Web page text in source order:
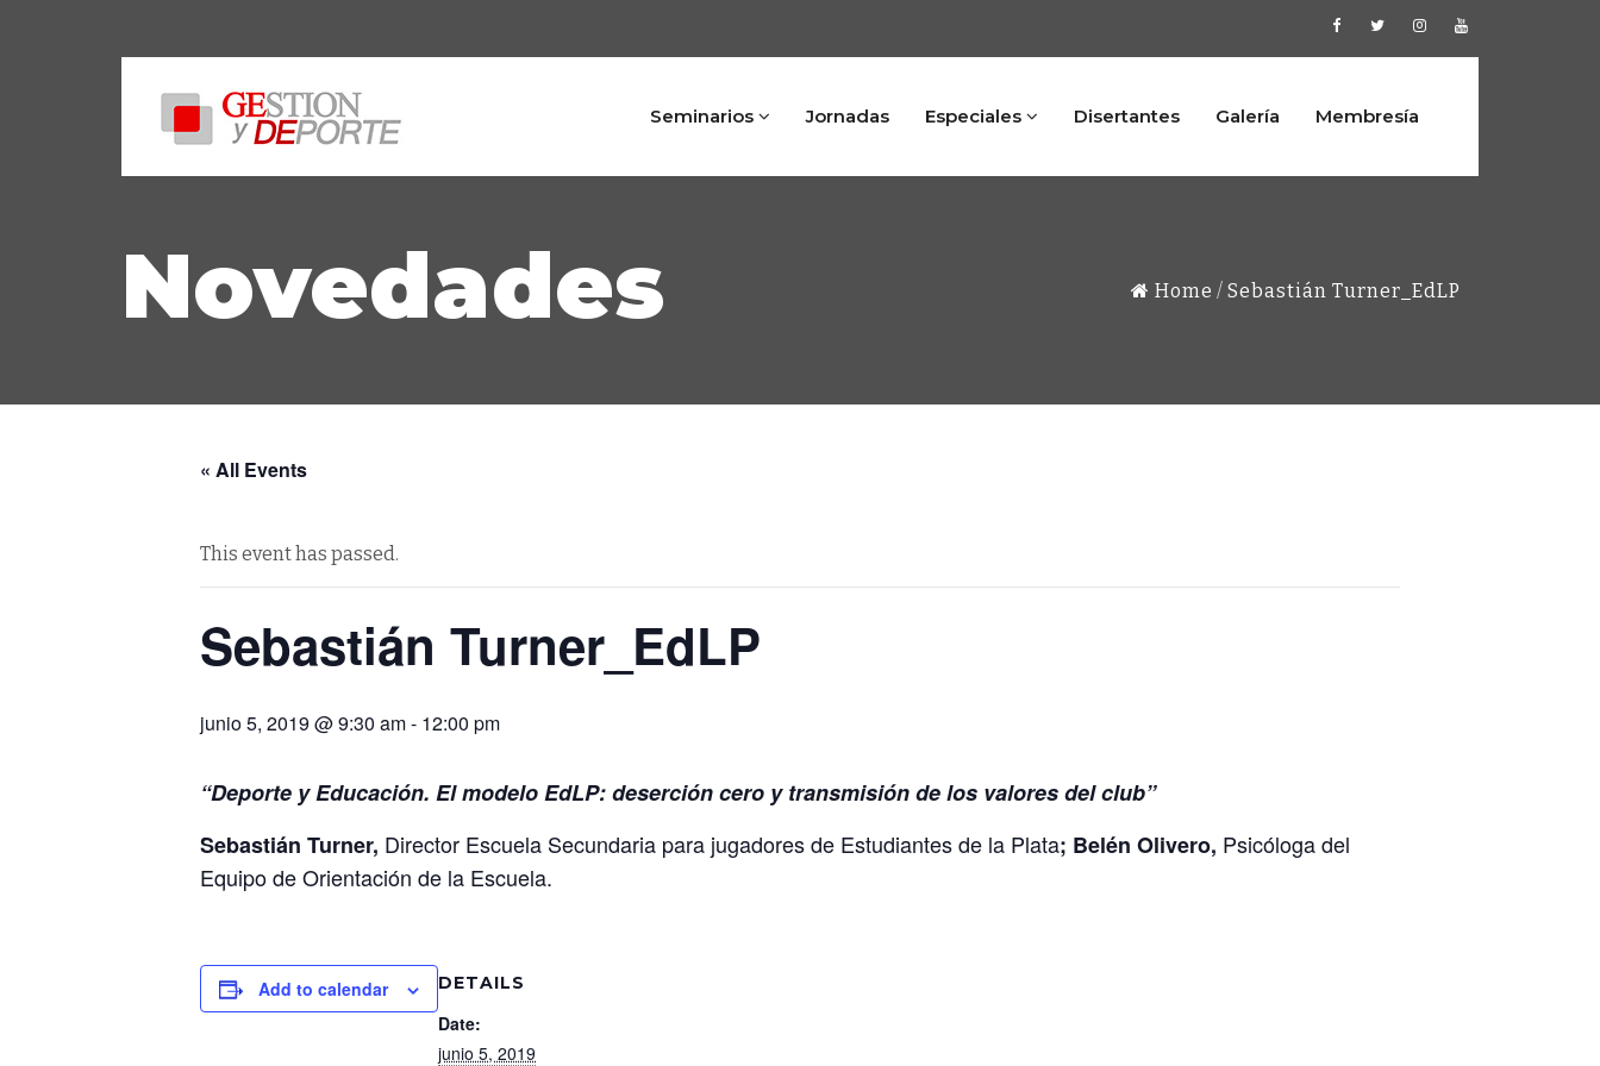
Seminarios Jornadas Especiales Disertantes Galería Membresía
Novedades Home Sebastián Turner_EdLP
« All Events
This event has passed.
Sebastián Turner_EdLP
junio 5, 2019 @ 9:30 am- 12:00 pm
“Deporte y Educación. El modelo EdLP: deserción cero y transmisión de los valores del club”
Sebastián Turner, Director Escuela Secundaria para jugadores de Estudiantes de la Plata; Belén Olivero, Psicóloga del
Equipo de Orientación de la Escuela.
Add to calendar DETAILS
Date:
junio 5, 2019